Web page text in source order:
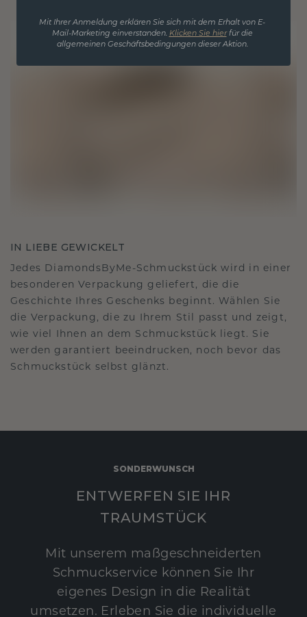
IN LIEBE GEWICKELT
Jedes DiamondsByMe-Schmuckstück wird in einer
besonderen Verpackung geliefert, die die
Geschichte Ihres Geschenks beginnt. Wählen Sie
die Verpackung, die zu Ihrem Stil passt und zeigt,
wie viel Ihnen an dem Schmuckstück liegt. Sie
werden garantiert beeindrucken, noch bevor das
Schmuckstück selbst glänzt.
SONDERWUNSCH
ENTWERFEN SIE IHR
TRAUMSTÜCK
Mit unserem maßgeschneiderten
Schmuckservice können Sie Ihr
eigenes Design in die Realität
umsetzen. Erleben Sie die individuelle
Mit Ihrer Anmeldung erklären Sie sich mit dem Erhalt von E-
Mail-Marketing einverstanden. Klicken Sie hierfür die
allgemeinen Geschäftsbedingungen dieser Aktion.